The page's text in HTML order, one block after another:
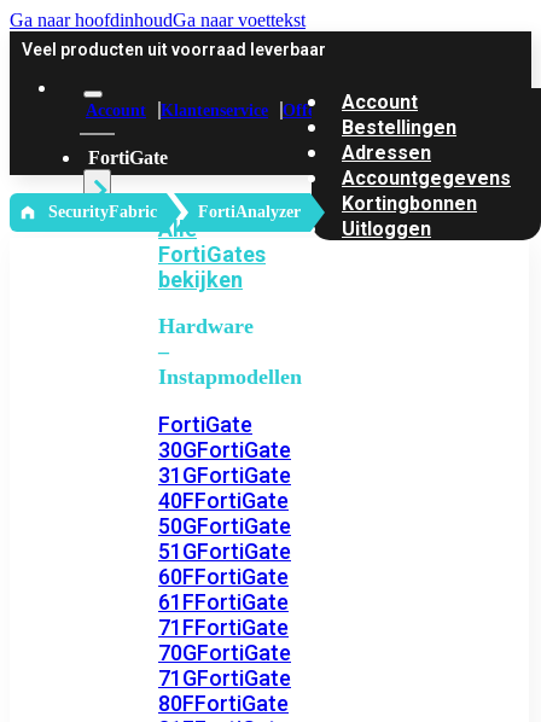
Ga naar hoofdinhoudGa naar voettekst
Veel producten uit voorraad leverbaar
Account Klantenservice Offerte
FortiGate
Alle
FortiGates
bekijken
Hardware
–
Instapmodellen
FortiGate
30GFortiGate
31GFortiGate
40FFortiGate
50GFortiGate
51GFortiGate
60FFortiGate
61FFortiGate
71FFortiGate
70GFortiGate
71GFortiGate
80FFortiGate
Account
Bestellingen
Adressen
Accountgegevens
Kortingbonnen
Uitloggen
‎ SecurityFabric FortiAnalyzer